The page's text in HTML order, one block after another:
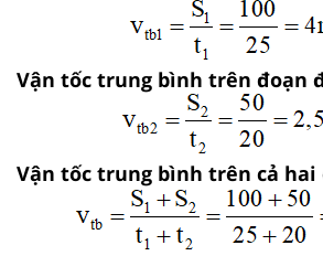
Vận tốc trung bình trên đoạn
Vận tốc trung bình trên cả